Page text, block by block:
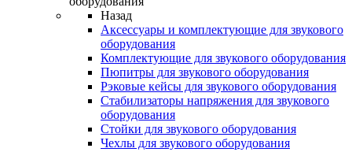
Назад
Аксессуары и комплектующие для звукового
оборудования
Комплектующие для звукового оборудования
Пюпитры для звукового оборудования
Рэковые кейсы для звукового оборудования
Стабилизаторы напряжения для звукового
оборудования
Стойки для звукового оборудования
Чехлы для звукового оборудования